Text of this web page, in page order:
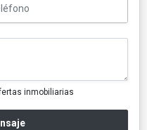
inmobiliarias